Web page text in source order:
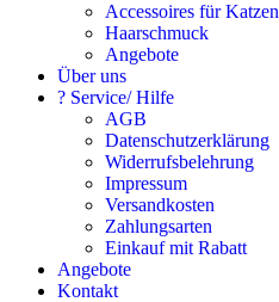
Accessoires für Katzen
Haarschmuck
Angebote
Über uns
? Service/ Hilfe
AGB
Datenschutzerklärung
Widerrufsbelehrung
Impressum
Versandkosten
Zahlungsarten
Einkauf mit Rabatt
Angebote
Kontakt